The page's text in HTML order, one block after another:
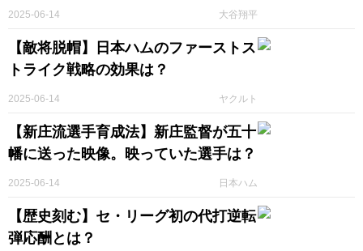
大谷翔平
2025-06-14
【敵将脱帽】日本ハムのファーストス
トライク戦略の効果は？
ヤクルト
2025-06-14
【新庄流選手育成法】新庄監督が五十
幡に送った映像。映っていた選手は？
日本ハム
2025-06-14
【歴史刻む】セ・リーグ初の代打逆転
弾応酬とは？